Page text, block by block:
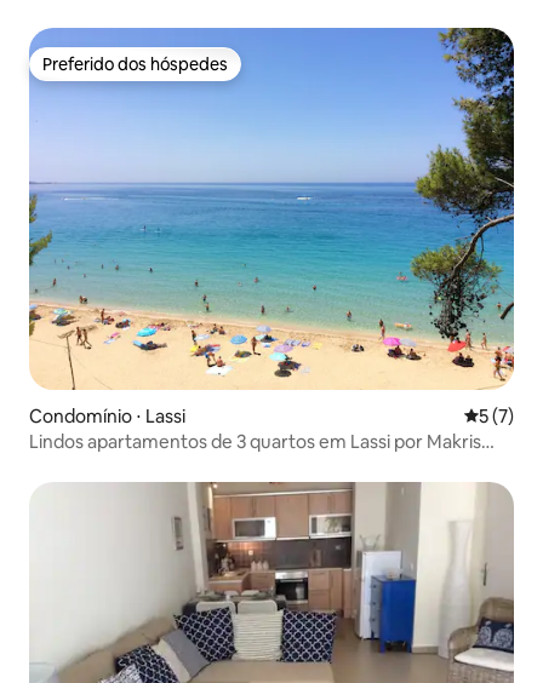
Preferido dos hóspedes
Preferido dos hóspedes
Condomínio ⋅ Lassi 5 de
5 (7)
Lindos apartamentos de 3 quartos em Lassi por Makris